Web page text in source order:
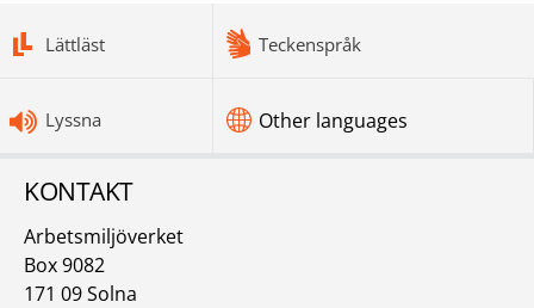
Lättläst Teckenspråk
Lyssna Other languages
KONTAKT
Arbetsmiljöverket
Box 9082
171 09 Solna